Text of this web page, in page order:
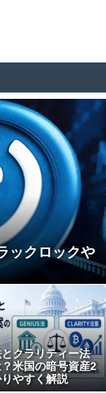
ックロックや
クラリティー法
米国の暗号資産2
やすく解説